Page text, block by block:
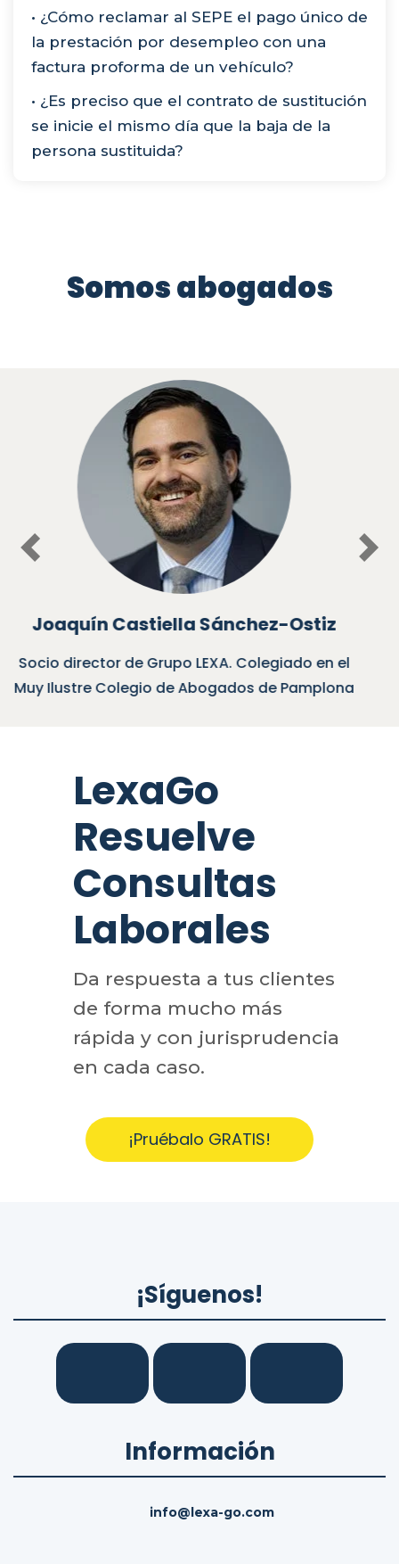
• ¿Cómo reclamar al SEPE el pago único de
la prestación por desempleo con una
factura proforma de un vehículo?
• ¿Es preciso que el contrato de sustitución
se inicie el mismo día que la baja de la
persona sustituida?
Somos abogados
Eduardo Castilla Baiget
Socio de Grupo LEXA. Colegiado en el Muy Ilustre
Colegio de Abogados de Pamplona
Previous
LexaGo
Resuelve
Consultas
Laborales
Da respuesta a tus clientes
de forma mucho más
rápida y con jurisprudencia
en cada caso.
¡Pruébalo GRATIS!
¡Síguenos!
Información
info@lexa-go.com